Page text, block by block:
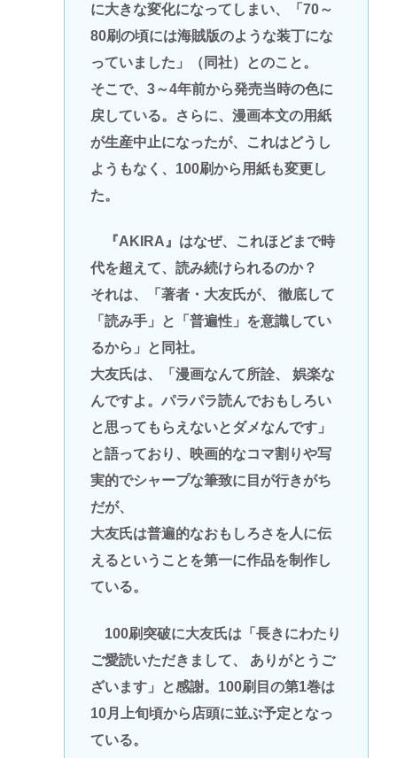
に大きな変化になってしまい、「70～
80刷の頃には海賊版のような装丁にな
っていました」（同社）とのこと。
そこで、3～4年前から発売当時の色に
戻している。さらに、漫画本文の用紙
が生産中止になったが、これはどうし
ようもなく、100刷から用紙も変更し
た。
『AKIRA』はなぜ、これほどまで時
代を超えて、読み続けられるのか？
それは、「著者・大友氏が、 徹底して
「読み手」と「普遍性」を意識してい
るから」と同社。
大友氏は、「漫画なんて所詮、 娯楽な
んですよ。パラパラ読んでおもしろい
と思ってもらえないとダメなんです」
と語っており、映画的なコマ割りや写
実的でシャープな筆致に目が行きがち
だが、
大友氏は普遍的なおもしろさを人に伝
えるということを第一に作品を制作し
ている。
100刷突破に大友氏は「長きにわたり
ご愛読いただきまして、 ありがとうご
ざいます」と感謝。100刷目の第1巻は
10月上旬頃から店頭に並ぶ予定となっ
ている。